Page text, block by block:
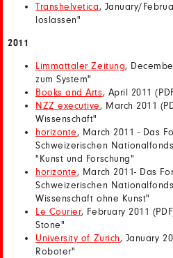
Transhelvetica, January/
loslassen"
2011
Limmattaler Zeitung,
zum System"
Books and Arts, April 2011
NZZ executive, March 2011
Wissenschaft"
horizonte, March 2011 - Das
Schweizerischen
"Kunst und Forschung"
horizonte, March 2011- Das
Schweizerischen
Wissenschaft ohne Kunst"
Le Courier, February 2011
Stone"
University of Zurich, January
Roboter"